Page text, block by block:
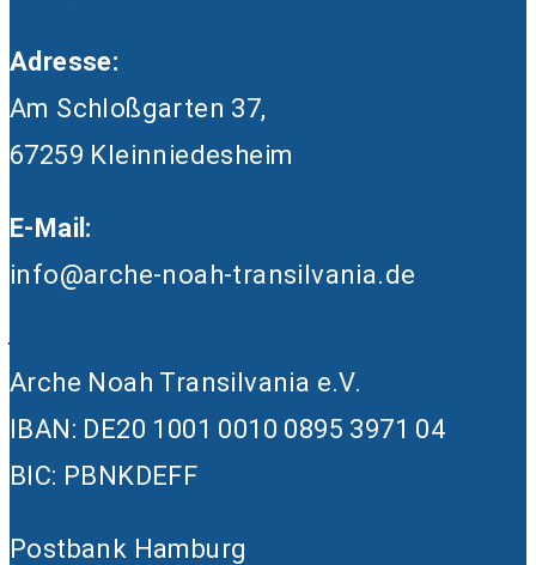
Adresse:
Am Schloßgarten 37,
67259 Kleinniedesheim
E-Mail:
info@arche-noah-transilvania.de
Arche Noah Transilvania e.V.
IBAN: DE20 1001 0010 0895 3971 04
BIC: PBNKDEFF
Postbank Hamburg